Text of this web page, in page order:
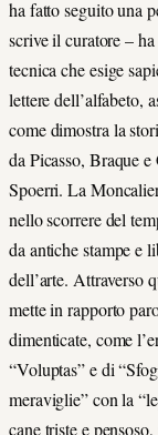
ha fatto seguito una
scrive il curatore –
tecnica che esige
lettere dell’alfabeto,
come dimostra la
da Picasso, Braque
Spoerri. La
nello scorrere del
da antiche stampe e
dell’arte. Attraverso
mette in rapporto
dimenticate, come
“Voluptas” e di
meraviglie” con la
cane triste e